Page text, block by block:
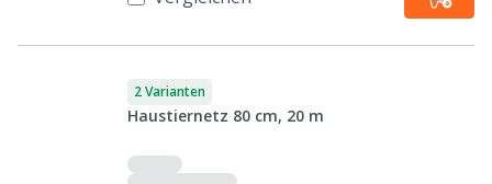
2 Varianten
Haustiernetz 80 cm, 20 m